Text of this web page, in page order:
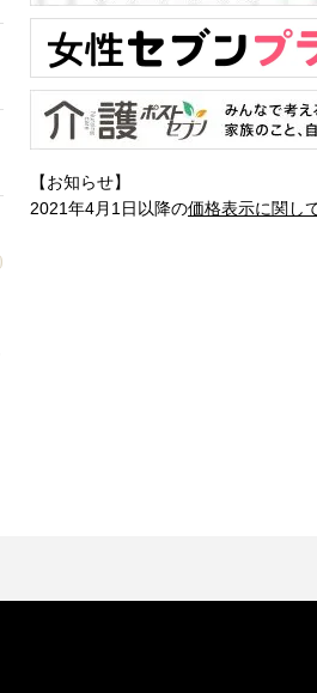
【お知らせ】
2021年4月1日以降の価格表示に関し